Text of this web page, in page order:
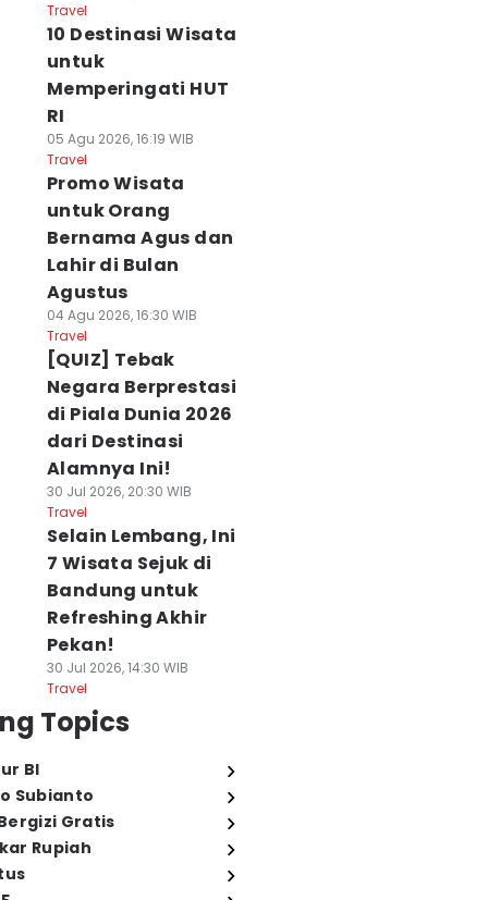
Travel
10 Destinasi Wisata
untuk
Memperingati HUT
RI
05 Agu 2026, 16:19 WIB
Travel
Promo Wisata
untuk Orang
Bernama Agus dan
Lahir di Bulan
Agustus
04 Agu 2026, 16:30 WIB
Travel
[QUIZ] Tebak
Negara Berprestasi
di Piala Dunia 2026
dari Destinasi
Alamnya Ini!
30 Jul 2026, 20:30 WIB
Travel
Selain Lembang, Ini
7 Wisata Sejuk di
Bandung untuk
Refreshing Akhir
Pekan!
30 Jul 2026, 14:30 WIB
Travel
Topics
BI
Subianto
Gratis
Rupiah